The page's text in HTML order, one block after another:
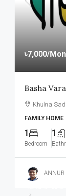
৳7,000/
Basha
Khulna
FAMILY HOME
1
Bedroom
1
ANNUR